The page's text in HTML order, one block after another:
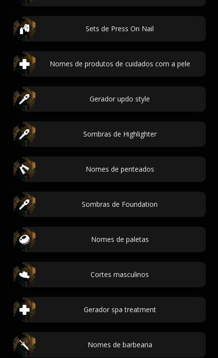
Sets de Press On Nail
Nomes de produtos de cuidados com a pele
Gerador updo style
Sombras de Highlighter
Nomes de penteados
Sombras de Foundation
Nomes de paletas
Cortes masculinos
Gerador spa treatment
Nomes de barbearia